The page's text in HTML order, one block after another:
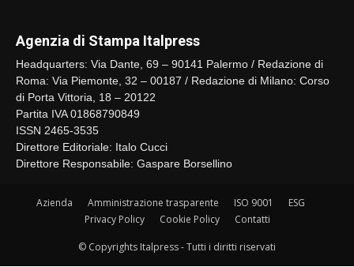
Agenzia di Stampa Italpress
Headquarters: Via Dante, 69 – 90141 Palermo / Redazione di
Roma: Via Piemonte, 32 – 00187 / Redazione di Milano: Corso
di Porta Vittoria, 18 – 20122
Partita IVA 01868790849
ISSN 2465-3535
Direttore Editoriale: Italo Cucci
Direttore Responsabile: Gaspare Borsellino
Azienda Amministrazione trasparente ISO 9001
ESG
Privacy Policy
Cookie Policy Contatti
© Copyrights Italpress - Tutti i diritti riservati